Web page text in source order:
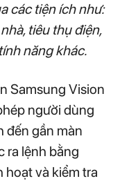
các tiện ích như:
tiêu thụ điện,
năng khác.
Samsung Vision
người dùng
đến gần màn
ra lệnh bằng
hoạt và kiểm tra